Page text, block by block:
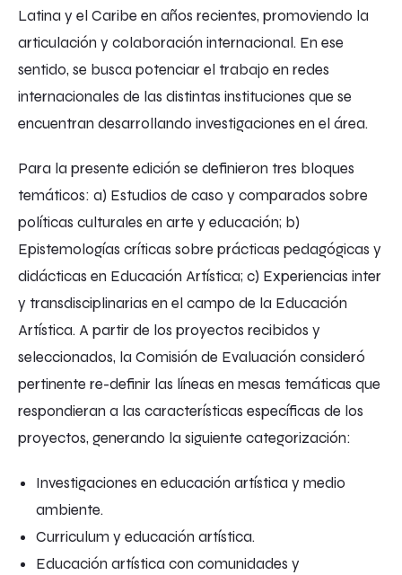
Latina y el Caribe en años recientes, promoviendo la
articulación y colaboración internacional. En ese
sentido, se busca potenciar el trabajo en redes
internacionales de las distintas instituciones que se
encuentran desarrollando investigaciones en el área.
Para la presente edición se definieron tres bloques
temáticos: a) Estudios de caso y comparados sobre
políticas culturales en arte y educación; b)
Epistemologías críticas sobre prácticas pedagógicas y
didácticas en Educación Artística; c) Experiencias inter
y transdisciplinarias en el campo de la Educación
Artística. A partir de los proyectos recibidos y
seleccionados, la Comisión de Evaluación consideró
pertinente re-definir las líneas en mesas temáticas que
respondieran a las características específicas de los
proyectos, generando la siguiente categorización:
Investigaciones en educación artística y medio
ambiente.
Curriculum y educación artística.
Educación artística con comunidades y